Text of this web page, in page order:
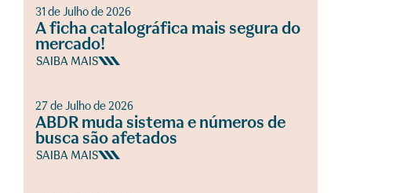
31 de Julho de 2026
A ficha catalográfica mais segura do
mercado!
SAIBA MAIS
27 de Julho de 2026
ABDR muda sistema e números de
busca são afetados
SAIBA MAIS